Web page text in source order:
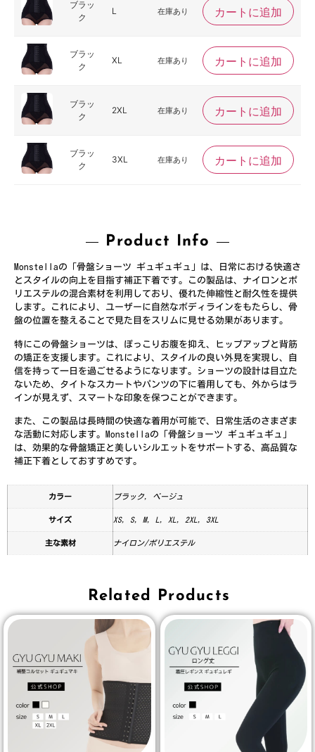
ブラッ
ク
L 在庫あり カートに追加
ブラッ
ク
XL 在庫あり カートに追加
ブラッ
ク
2XL 在庫あり カートに追加
ブラッ
ク
3XL 在庫あり カートに追加
Product Info
Monstellaの「骨盤ショーツ ギュギュギュ」は、日常における快適さ
とスタイルの向上を目指す補正下着です。この製品は、ナイロンとポ
リエステルの混合素材を利用しており、優れた伸縮性と耐久性を提供
します。これにより、ユーザーに自然なボディラインをもたらし、骨
盤の位置を整えることで見た目をスリムに見せる効果があります。
特にこの骨盤ショーツは、ぽっこりお腹を抑え、ヒップアップと背筋
の矯正を支援します。これにより、スタイルの良い外見を実現し、自
信を持って一日を過ごせるようになります。ショーツの設計は目立た
ないため、タイトなスカートやパンツの下に着用しても、外からはラ
インが見えず、スマートな印象を保つことができます。
また、この製品は長時間の快適な着用が可能で、日常生活のさまざま
な活動に対応します。Monstellaの「骨盤ショーツ ギュギュギュ」
は、効果的な骨盤矯正と美しいシルエットをサポートする、高品質な
補正下着としておすすめです。
カラー ブラック, ベージュ
サイズ XS, S, M, L, XL, 2XL, 3XL
主な素材 ナイロン/ポリエステル
Related Products